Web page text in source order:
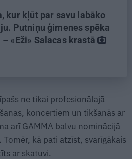
kur kļūt par savu labāko
Putniņu ģimenes spēka
– «Eži» Salacas krastā
ne tikai profesionālajā
koncertiem un tikšanās ar
arī GAMMA balvu nominācijā
. Tomēr, kā pati atzīst, svarīgākais
ar skatuvi.